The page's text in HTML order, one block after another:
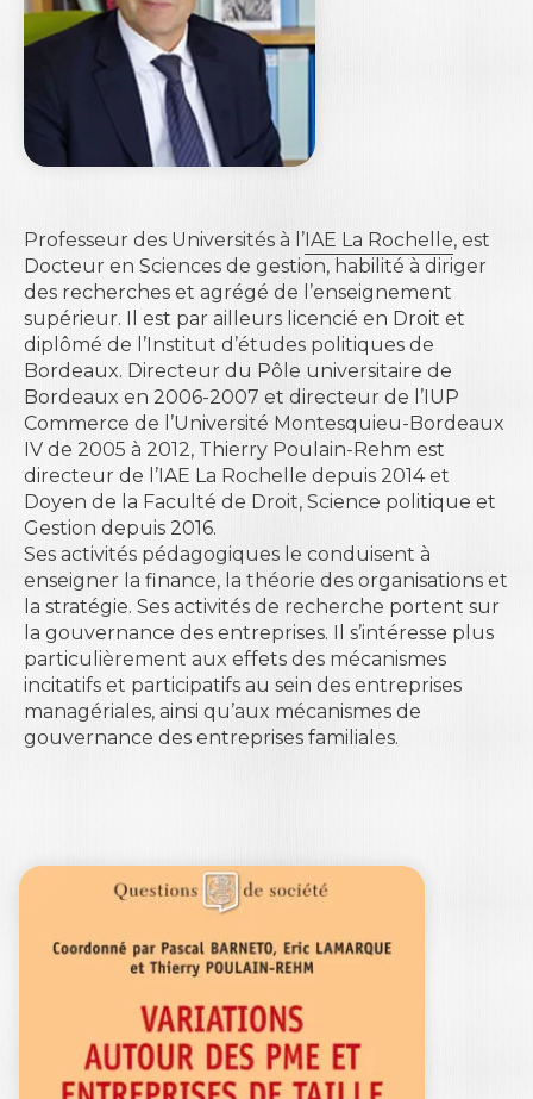
Professeur des Universités à l’IAE La Rochelle, est
Docteur en Sciences de gestion, habilité à diriger
des recherches et agrégé de l’enseignement
supérieur. Il est par ailleurs licencié en Droit et
diplômé de l’Institut d’études politiques de
Bordeaux. Directeur du Pôle universitaire de
Bordeaux en 2006-2007 et directeur de l’IUP
Commerce de l’Université Montesquieu-Bordeaux
IV de 2005 à 2012, Thierry Poulain-Rehm est
directeur de l’IAE La Rochelle depuis 2014 et
Doyen de la Faculté de Droit, Science politique et
Gestion depuis 2016.
Ses activités pédagogiques le conduisent à
enseigner la finance, la théorie des organisations et
la stratégie. Ses activités de recherche portent sur
la gouvernance des entreprises. Il s’intéresse plus
particulièrement aux effets des mécanismes
incitatifs et participatifs au sein des entreprises
managériales, ainsi qu’aux mécanismes de
gouvernance des entreprises familiales.